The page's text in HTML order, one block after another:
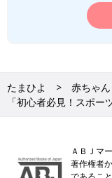
たまひよ 赤ちゃ
「初心者必見！スポー
ＡＢＪマ
著作権者